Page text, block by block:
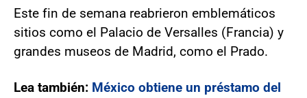
Este fin de semana reabrieron emblemáticos
sitios como el Palacio de Versalles (Francia) y
grandes museos de Madrid, como el Prado.
Lea también: México obtiene un préstamo del